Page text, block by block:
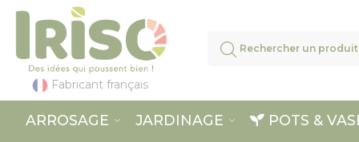
Fabricant français
ARROSAGE JARDINAGE POTS &
Panneau de gestion des cookies